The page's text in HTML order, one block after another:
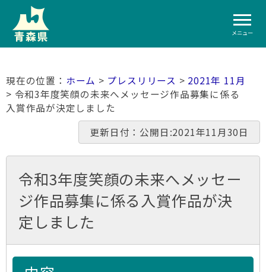
メニュー
ホーム > プレスリリース > 2021年 11月
> 令和3年度笑顔の未来へメッセージ作品募集に係る
入賞作品が決定しました
更新日付：公開日:2021年11月30日
令和3年度笑顔の未来へメッセー
ジ作品募集に係る入賞作品が決
定しました